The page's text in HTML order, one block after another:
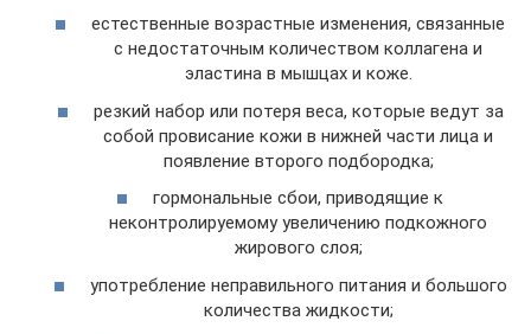
естественные возрастные изменения, связанные
с недостаточным количеством коллагена и
эластина в мышцах и коже.
резкий набор или потеря веса, которые ведут за
собой провисание кожи в нижней части лица и
появление второго подбородка;
гормональные сбои, приводящие к
неконтролируемому увеличению подкожного
жирового слоя;
употребление неправильного питания и большого
количества жидкости;